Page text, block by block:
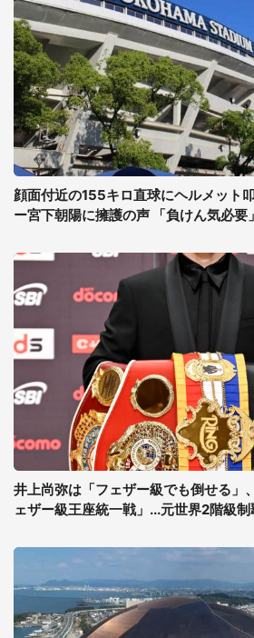
顔面付近の155キロ直球にヘルメット
ー宮下朝陽に擁護の声 「負けん気必要
井上尚弥は「フェザー級でも倒せる」
ェザー級王座統一戦」...元世界2階級